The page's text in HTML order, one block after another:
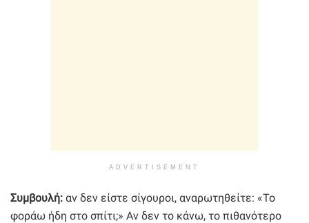
ADVERTISEMENT
Συμβουλή: αν δεν είστε σίγουροι, αναρωτηθείτε: «Το
φοράω ήδη στο σπίτι;» Αν δεν το κάνω, το πιθανότερο